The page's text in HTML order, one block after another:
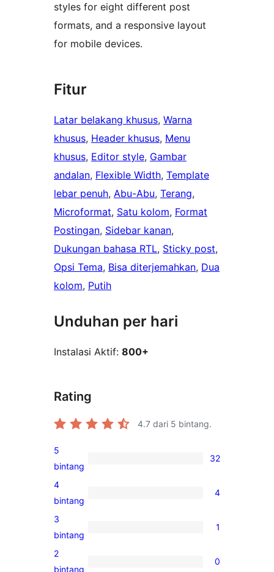
styles for eight different post
formats, and a responsive layout
for mobile devices.
Fitur
Latar belakang khusus, Warna
khusus, Header khusus, Menu
khusus, Editor style, Gambar
andalan, Flexible Width, Template
lebar penuh, Abu-Abu, Terang
Microformat, Satu kolom, Format
Postingan, Sidebar kanan
Dukungan bahasa RTL, Sticky post
Opsi Tema, Bisa diterjemahkan, Dua
kolom, Putih
Unduhan per hari
Instalasi Aktif: 800+
Rating
4.7 dari 5 bintang.
32
ulasan
5-
5
bintang
32
4
ulasan
4-
4
bintang
4
1
ulasan
3-
3
bintang
1
0
2
bintang
0